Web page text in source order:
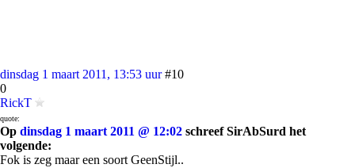
dinsdag 1 maart 2011, 13:53 uur #10
0
RickT
quote:
Op dinsdag 1 maart 2011 @ 12:02 schreef SirAbSurd het
volgende:
Fok is zeg maar een soort GeenStijl..